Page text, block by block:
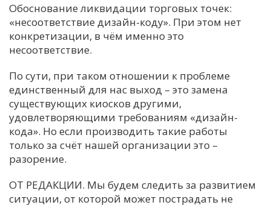
Обоснование ликвидации торговых точек:
«несоответствие дизайн-коду». При этом нет
конкретизации, в чём именно это
несоответствие.
По сути, при таком отношении к проблеме
единственный для нас выход – это замена
существующих киосков другими,
удовлетворяющими требованиям «дизайн-
кода». Но если производить такие работы
только за счёт нашей организации это –
разорение.
ОТ РЕДАКЦИИ. Мы будем следить за развитием
ситуации, от которой может пострадать не